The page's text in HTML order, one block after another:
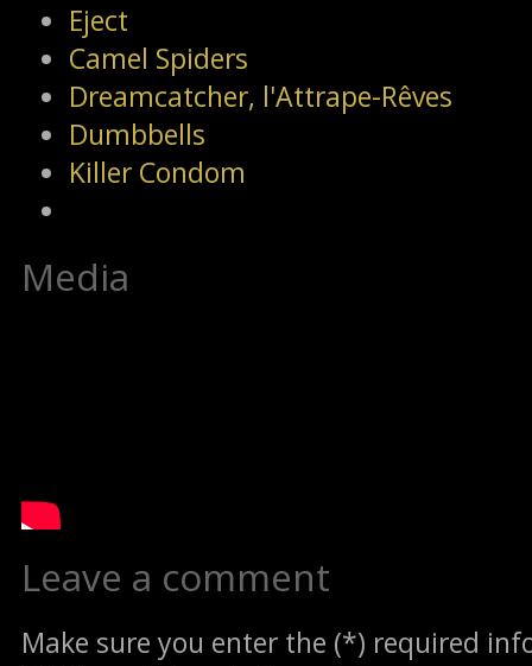
Eject
Camel Spiders
Dreamcatcher, l'Attrape-Rêves
Dumbbells
Killer Condom
Media
Leave a comment
Make sure you enter the (*) required